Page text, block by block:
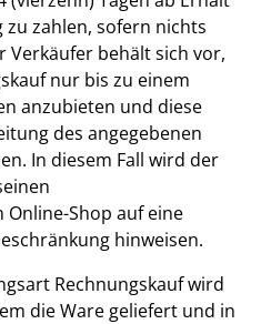
zu zahlen, sofern nichts
Verkäufer behält sich vor,
nur bis zu einem
anzubieten und diese
des angegebenen
In diesem Fall wird der
Shop auf eine
hinweisen.
Rechnungskauf wird
die Ware geliefert und in